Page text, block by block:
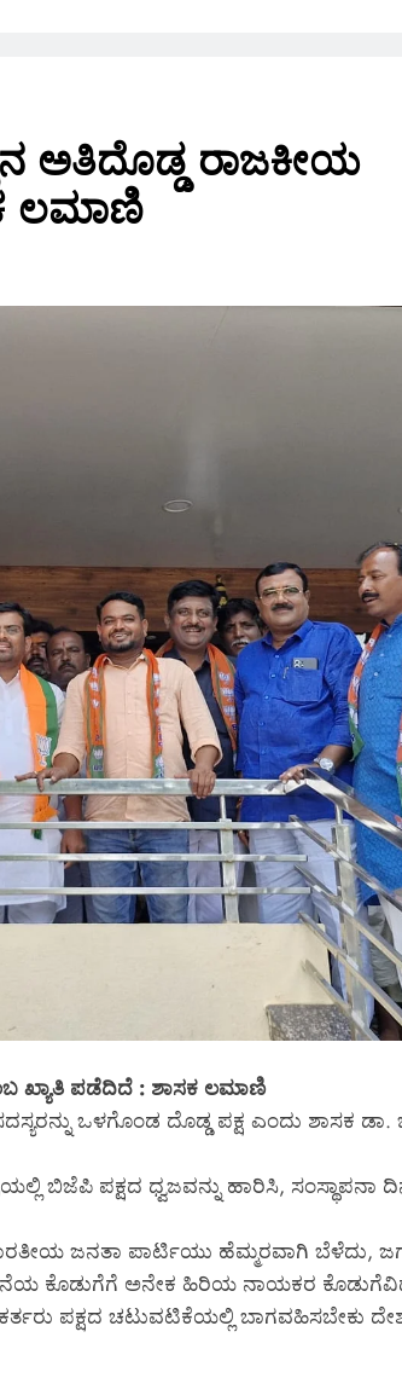
ಅತಿದೊಡ್ಡ ರಾಜಕೀಯ
ಲಮಾಣಿ
ಖ್ಯಾತಿ ಪಡೆದಿದೆ : ಶಾಸಕ ಲಮಾಣಿ
ಒಳಗೊಂಡ ದೊಡ್ಡ ಪಕ್ಷ ಎಂದು ಶಾಸಕ ಡಾ.
ಬಿಜೆಪಿ ಪಕ್ಷದ ಧ್ವಜವನ್ನು ಹಾರಿಸಿ, ಸಂಸ್ಥಾಪನಾ
ಜನತಾ ಪಾರ್ಟಿಯು ಹೆಮ್ಮರವಾಗಿ ಬೆಳೆದು,
ಕೊಡುಗೆಗೆ ಅನೇಕ ಹಿರಿಯ ನಾಯಕರ
ಪಕ್ಷದ ಚಟುವಟಿಕೆಯಲ್ಲಿ ಬಾಗವಹಿಸಬೇಕು